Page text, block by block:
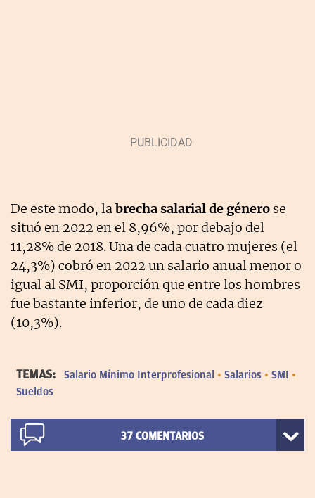
De este modo, la brecha salarial de género se
situó en 2022 en el 8,96%, por debajo del
11,28% de 2018. Una de cada cuatro mujeres (el
24,3%) cobró en 2022 un salario anual menor o
igual al SMI, proporción que entre los hombres
fue bastante inferior, de uno de cada diez
(10,3%).
TEMAS: Salario Mínimo Interprofesional Salarios
SMI
Sueldos
37 COMENTARIOS